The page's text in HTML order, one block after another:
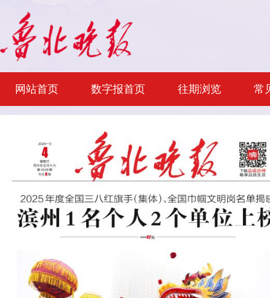
网站首页 数字报首页 往期浏览 常